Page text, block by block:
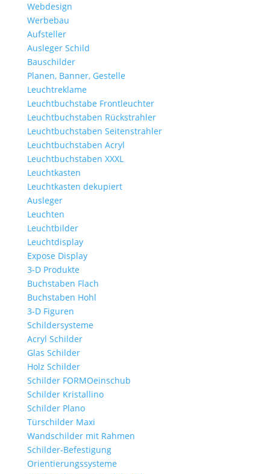
Webdesign
Werbebau
Aufsteller
Ausleger Schild
Bauschilder
Planen, Banner, Gestelle
Leuchtreklame
Leuchtbuchstabe Frontleuchter
Leuchtbuchstaben Rückstrahler
Leuchtbuchstaben Seitenstrahler
Leuchtbuchstaben Acryl
Leuchtbuchstaben XXXL
Leuchtkasten
Leuchtkasten dekupiert
Ausleger
Leuchten
Leuchtbilder
Leuchtdisplay
Expose Display
3-D Produkte
Buchstaben Flach
Buchstaben Hohl
3-D Figuren
Schildersysteme
Acryl Schilder
Glas Schilder
Holz Schilder
Schilder FORMOeinschub
Schilder Kristallino
Schilder Plano
Türschilder Maxi
Wandschilder mit Rahmen
Schilder-Befestigung
Orientierungssysteme